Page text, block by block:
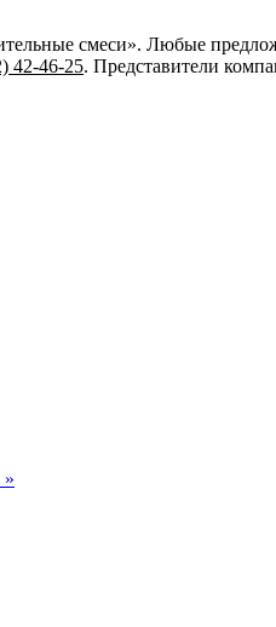
смеси». Любые
42-46-25. Представители
»